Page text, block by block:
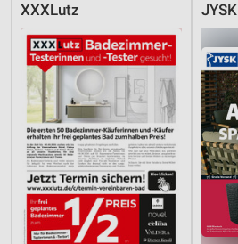
XXXLutz JYSK
Verwendung reduzierter Daten zur
Erstellung von Profilen für
Werbung
Verwendung von Profilen zur
personalisierter Werbung
Erstellung von Profilen zur
von Inhalten
Verwendung von Profilen zur Auswahl
personalisierter Inhalte